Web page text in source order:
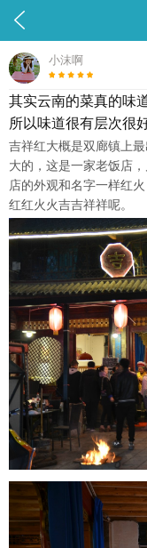

小沫啊
其实云南的菜真的味
所以味道很有层次很
吉祥红大概是双廊镇上
大的，这是一家老饭店
店的外观和名字一样红
红红火火吉吉祥祥呢。